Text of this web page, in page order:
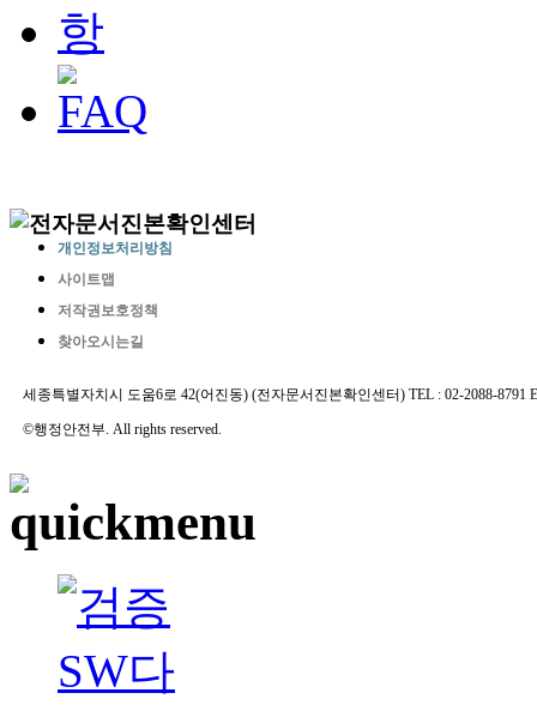
개인정보처리방침
사이트맵
저작권보호정책
찾아오시는길
세종특별자치시 도움6로 42(어진동) (전자문서진본확인센터) TEL : 02-2088-8791
©행정안전부. All rights reserved.